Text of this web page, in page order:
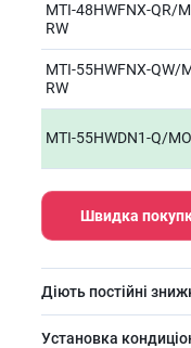
MTI-48HWFNX-QR/
RW
MTI-55HWFNX-QW/
RW
MTI-55HWDN1-Q/
Швидка
Діють постійні
Установка